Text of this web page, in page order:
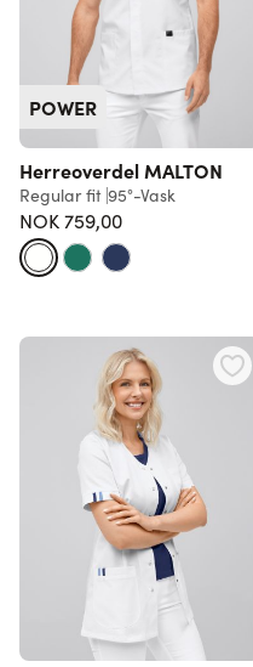
POWER
Herreoverdel MALTON
Regular fit 95°-Vask
NOK 759,00